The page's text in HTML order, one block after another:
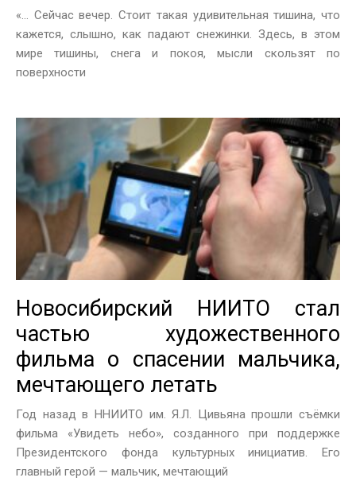
«… Сейчас вечер. Стоит такая удивительная тишина, что
кажется, слышно, как падают снежинки. Здесь, в этом
мире тишины, снега и покоя, мысли скользят по
поверхности
Новосибирский НИИТО стал
частью художественного
фильма о спасении мальчика,
мечтающего летать
Год назад в ННИИТО им. Я.Л. Цивьяна прошли съёмки
фильма «Увидеть небо», созданного при поддержке
Президентского фонда культурных инициатив. Его
главный герой — мальчик, мечтающий